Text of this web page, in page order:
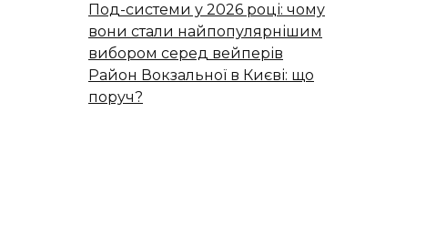
Под-системи у 2026 році: чому
вони стали найпопулярнішим
вибором серед вейперів
Район Вокзальної в Києві: що
поруч?